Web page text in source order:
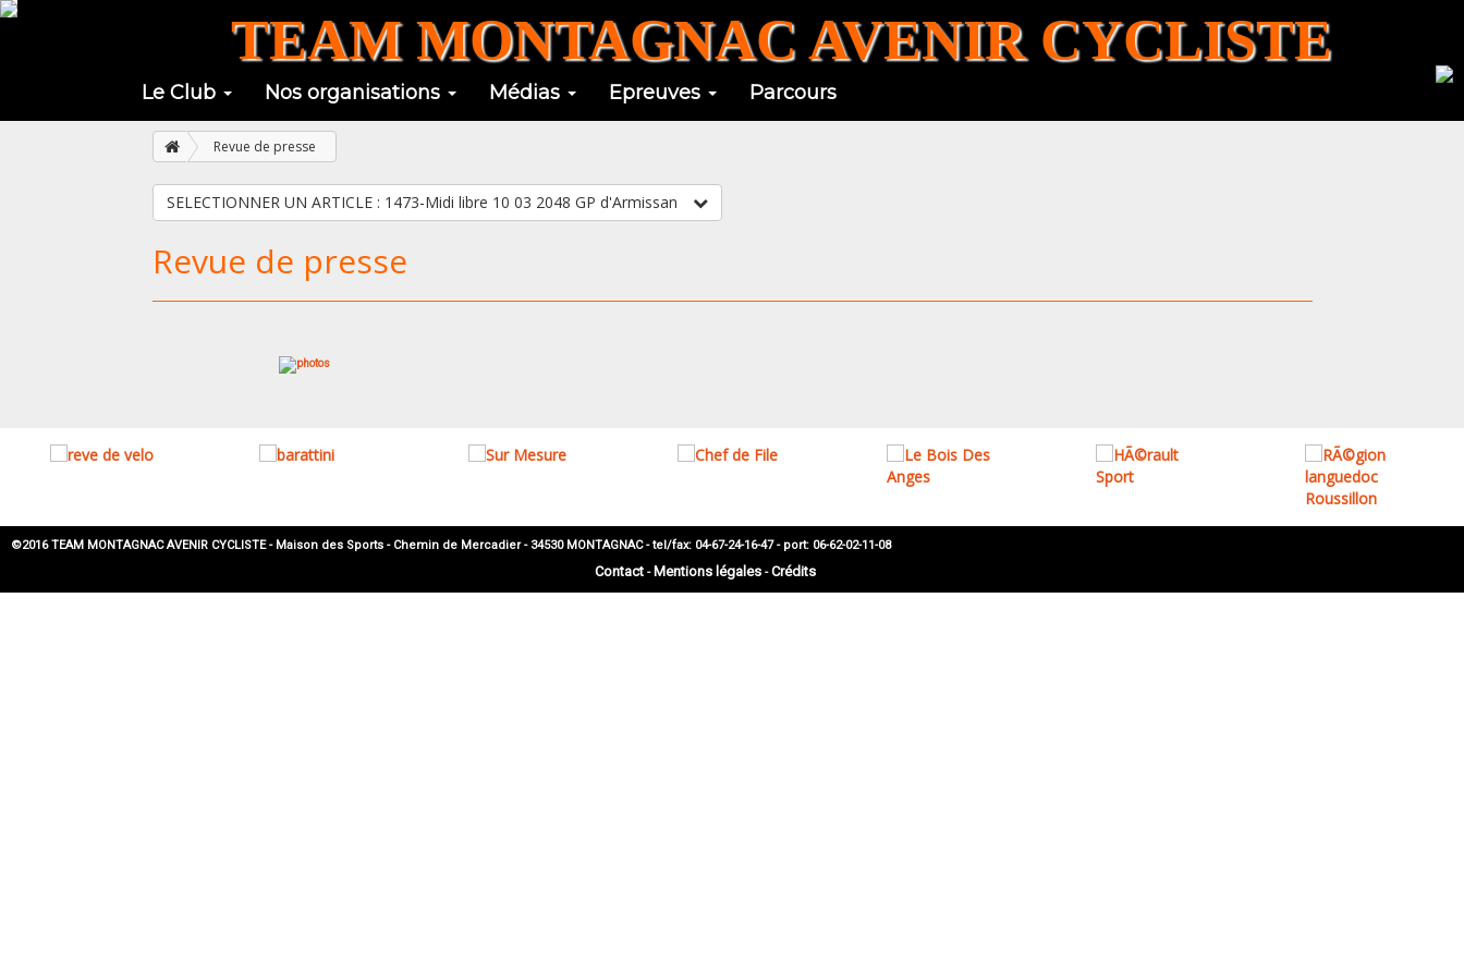
TEAM MONTAGNAC AVENIR CYCLISTE
Le Club Nos organisations Médias Epreuves Parcours
Revue de presse
SELECTIONNER UN ARTICLE : 1473-Midi libre 10 03 2048 GP d'Armissan
Revue de presse
©2016 TEAM MONTAGNAC AVENIR CYCLISTE - Maison des Sports - Chemin de Mercadier - 34530 MONTAGNAC - tel/fax: 04-67-24-16-47 - port: 06-62-02-11-08
Contact- Mentions légales-Crédits